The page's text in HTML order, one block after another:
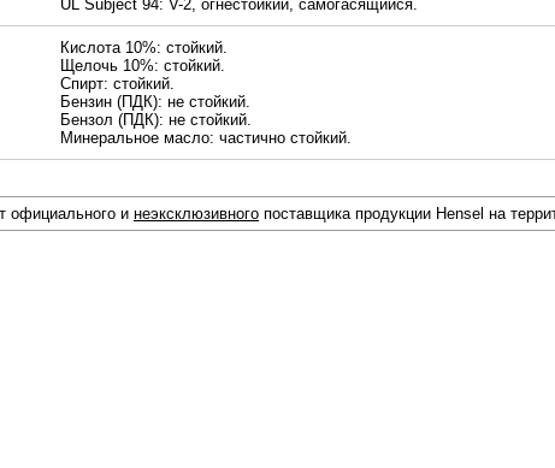
UL Subject 94: V-2, огнестойкий, самогасящийся.
Кислота 10%: стойкий.
Щелочь 10%: стойкий.
Спирт: стойкий.
Бензин (ПДК): не стойкий.
Бензол (ПДК): не стойкий.
Минеральное масло: частично стойкий.
официального и неэксклюзивного поставщика продукции Hensel на